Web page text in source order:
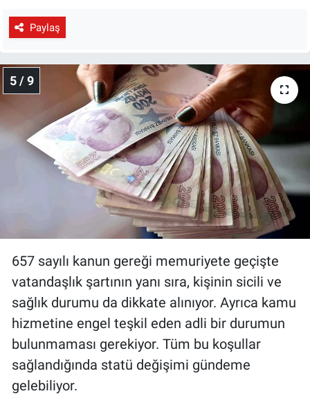
Paylaş
5 / 9
657 sayılı kanun gereği memuriyete geçişte
vatandaşlık şartının yanı sıra, kişinin sicili ve
sağlık durumu da dikkate alınıyor. Ayrıca kamu
hizmetine engel teşkil eden adli bir durumun
bulunmaması gerekiyor. Tüm bu koşullar
sağlandığında statü değişimi gündeme
gelebiliyor.